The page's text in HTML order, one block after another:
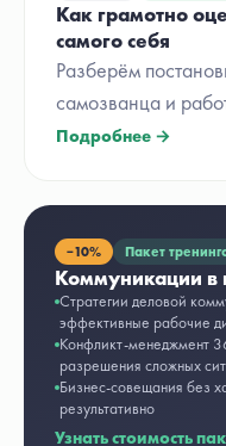
Как грамотно
самого себя
Разберём
самозванца и
Подробнее →
−10% Пакет
Коммуникации в
Стратегии деловой
эффективные рабочие
Конфликт-менеджмент
разрешения сложных
Бизнес-совещания без
результативно
Узнать стоимость